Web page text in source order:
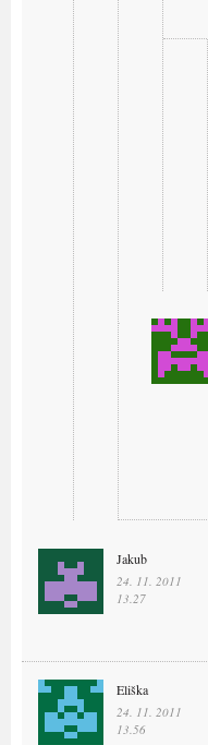
Jakub
24. 11. 2011
13.27
Eliška
24. 11. 2011
13.56